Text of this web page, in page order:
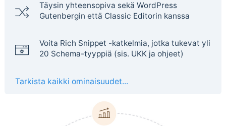
Täysin yhteensopiva sekä WordPress
Gutenbergin että Classic Editorin kanssa
Voita Rich Snippet -katkelmia, jotka tukevat yli
20 Schema-tyyppiä (sis. UKK ja ohjeet)
Tarkista kaikki ominaisuudet...